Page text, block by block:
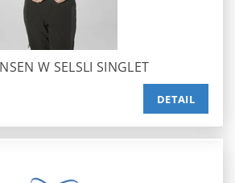
W SELSLI SINGLET
DETAIL